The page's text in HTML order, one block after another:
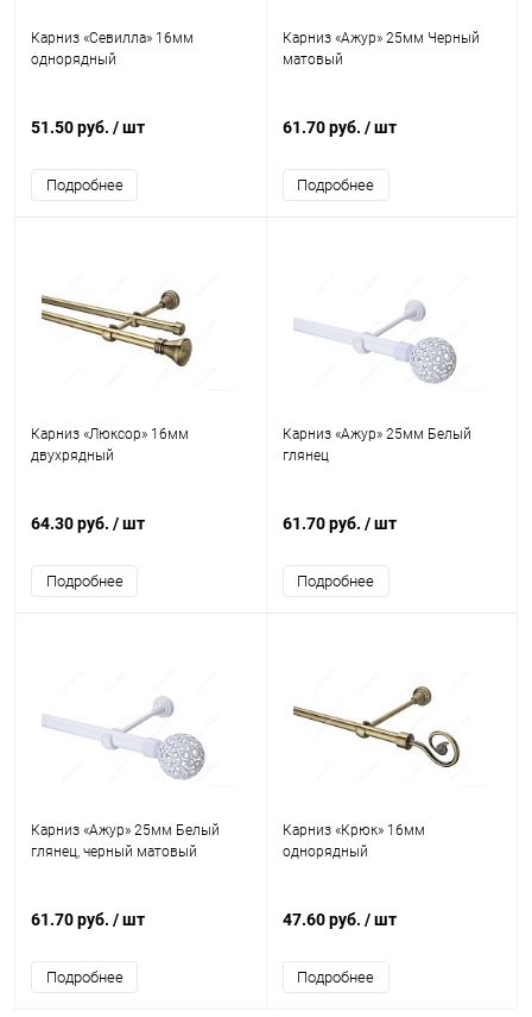
Карниз «Севилла» 16мм
однорядный
51.50 руб. / шт
Подробнее
Карниз «Ажур» 25мм Черный
матовый
61.70 руб. / шт
Подробнее
Карниз «Люксор» 16мм
двухрядный
64.30 руб. / шт
Подробнее
Карниз «Ажур» 25мм Белый
глянец
61.70 руб. / шт
Подробнее
Карниз «Ажур» 25мм Белый
глянец, черный матовый
61.70 руб. / шт
Подробнее
Карниз «Крюк» 16мм
однорядный
47.60 руб. / шт
Подробнее